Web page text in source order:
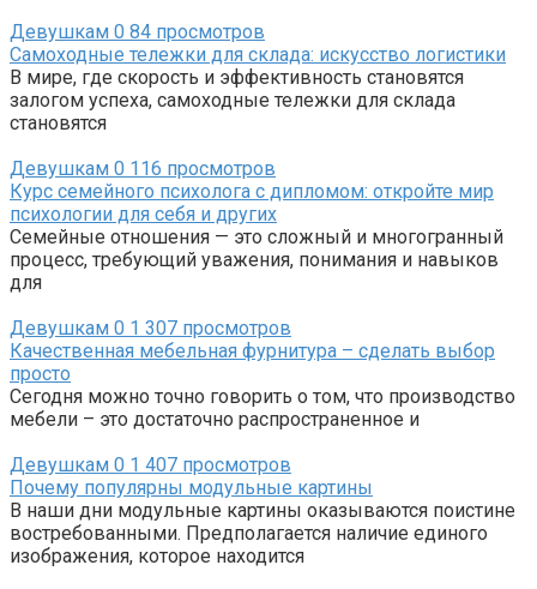
Девушкам 0 84 просмотров
Самоходные тележки для склада: искусство логистики
В мире, где скорость и эффективность становятся
залогом успеха, самоходные тележки для склада
становятся
Девушкам 0 116 просмотров
Курс семейного психолога с дипломом: откройте мир
психологии для себя и других
Семейные отношения — это сложный и многогранный
процесс, требующий уважения, понимания и навыков
для
Девушкам 0 1 307 просмотров
Качественная мебельная фурнитура – сделать выбор
просто
Сегодня можно точно говорить о том, что производство
мебели – это достаточно распространенное и
Девушкам 0 1 407 просмотров
Почему популярны модульные картины
В наши дни модульные картины оказываются поистине
востребованными. Предполагается наличие единого
изображения, которое находится